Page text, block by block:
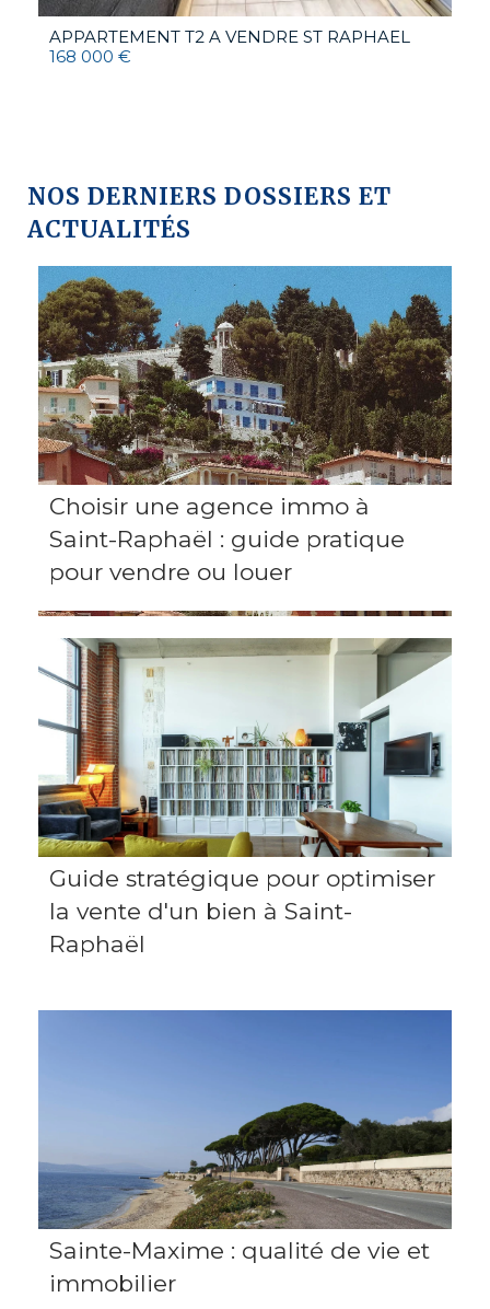
APPARTEMENT T2 A VENDRE ST RAPHAEL
168 000 €
NOS DERNIERS DOSSIERS ET
ACTUALITÉS
Choisir une agence immo à
Saint-Raphaël : guide pratique
pour vendre ou louer
Guide stratégique pour optimiser
la vente d'un bien à Saint-
Raphaël
Sainte-Maxime : qualité de vie et
immobilier